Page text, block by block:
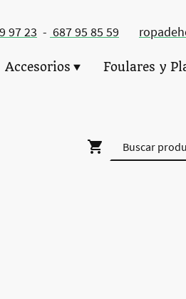
97 23 - 687 95 85 59
Accesorios Foulares y